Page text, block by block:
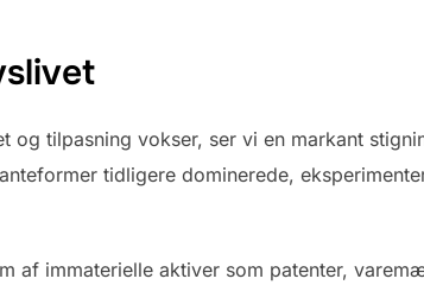
og tilpasning vokser, ser vi en markant
tidligere dominerede,
af immaterielle aktiver som patenter,